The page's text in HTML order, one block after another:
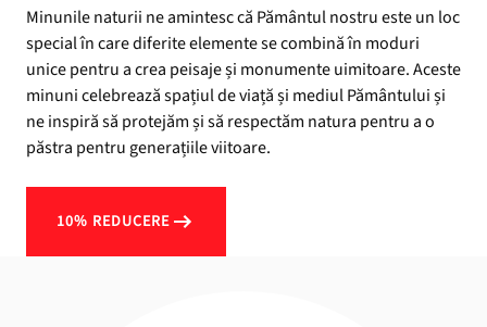
Minunile naturii ne amintesc că Pământul nostru este un loc
special în care diferite elemente se combină în moduri
unice pentru a crea peisaje și monumente uimitoare. Aceste
minuni celebrează spațiul de viață și mediul Pământului și
ne inspiră să protejăm și să respectăm natura pentru a o
păstra pentru generațiile viitoare.
10% REDUCERE